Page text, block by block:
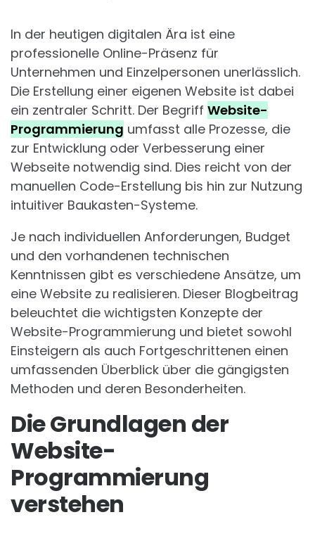
In der heutigen digitalen Ära ist eine
professionelle Online-Präsenz für
Unternehmen und Einzelpersonen unerlässlich.
Die Erstellung einer eigenen Website ist dabei
ein zentraler Schritt. Der Begriff Website-
Programmierung umfasst alle Prozesse, die
zur Entwicklung oder Verbesserung einer
Webseite notwendig sind. Dies reicht von der
manuellen Code-Erstellung bis hin zur Nutzung
intuitiver Baukasten-Systeme.
Je nach individuellen Anforderungen, Budget
und den vorhandenen technischen
Kenntnissen gibt es verschiedene Ansätze, um
eine Website zu realisieren. Dieser Blogbeitrag
beleuchtet die wichtigsten Konzepte der
Website-Programmierung und bietet sowohl
Einsteigern als auch Fortgeschrittenen einen
umfassenden Überblick über die gängigsten
Methoden und deren Besonderheiten.
Die Grundlagen der
Website-
Programmierung
verstehen